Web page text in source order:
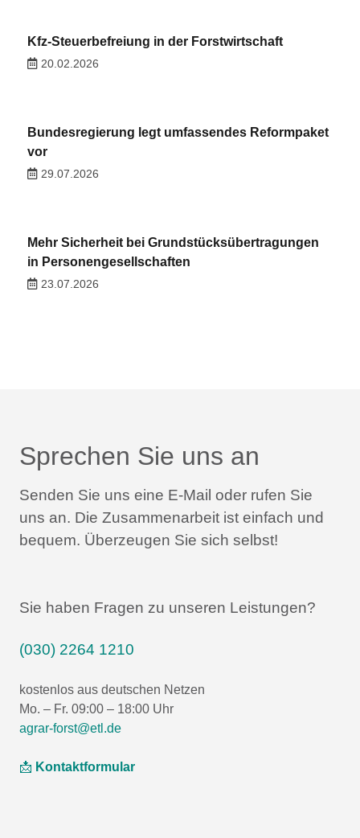
Kfz-Steuerbefreiung in der Forstwirtschaft
20.02.2026
Bundesregierung legt umfassendes Reformpaket
vor
29.07.2026
Mehr Sicherheit bei Grundstücksübertragungen
in Personengesellschaften
23.07.2026
Sprechen Sie uns an
Senden Sie uns eine E-Mail oder rufen Sie
uns an. Die Zusammenarbeit ist einfach und
bequem. Überzeugen Sie sich selbst!
Sie haben Fragen zu unseren Leistungen?
(030) 2264 1210
kostenlos aus deutschen Netzen
Mo. – Fr. 09:00 – 18:00 Uhr
agrar-forst@etl.de
📩 Kontaktformular